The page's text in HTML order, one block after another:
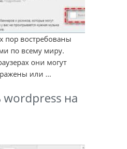
пор востребованы
по всему миру.
они могут
или ...
wordpress на